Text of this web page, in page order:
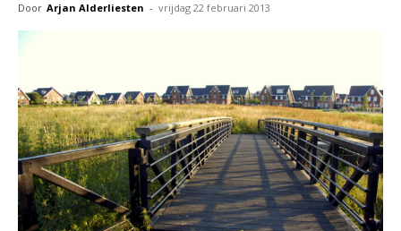
Door Arjan Alderliesten - vrijdag 22 februari 2013